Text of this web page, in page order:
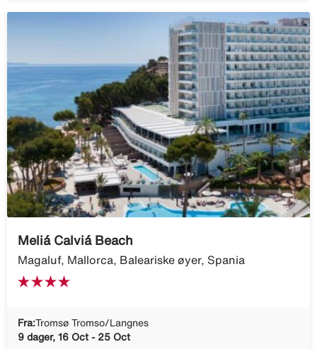
Meliá Calviá Beach
Magaluf, Mallorca, Baleariske øyer, Spania
Fra:Tromsø Tromso/Langnes
9 dager, 16 Oct - 25 Oct